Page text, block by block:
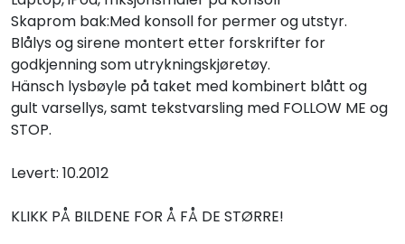
Skaprom bak:Med konsoll for permer og utstyr.
Blålys og sirene montert etter forskrifter for
godkjenning som utrykningskjøretøy.
Hänsch lysbøyle på taket med kombinert blått og
gult varsellys, samt tekstvarsling med FOLLOW ME og
STOP.
Levert: 10.2012
KLIKK PÅ BILDENE FOR Å FÅ DE STØRRE!